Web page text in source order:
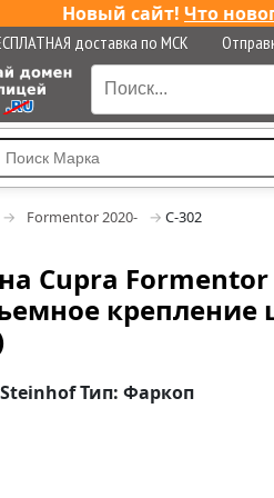
Новый сайт! Что
доставка по МСК
Formentor 2020- C-302
Cupra
крепление
Тип: Фаркоп